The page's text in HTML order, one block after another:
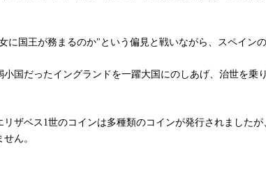
に国王が務まるのか"という偏見と戦いながら、スペインの
小国だったイングランドを一躍大国にのしあげ、治世を乗
リザベス1世のコインは多種類のコインが発行されました
せん。